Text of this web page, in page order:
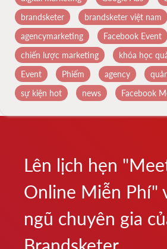
brandsketer
brandsketer việt nam
agencymarketing
Facebook Event
chiến lược marketing
khóa học
Event
Phiếm agency
sự kiện hot
news Facebook
Lên lịch hẹn
Online Miễn Phí"
ngũ chuyên gia